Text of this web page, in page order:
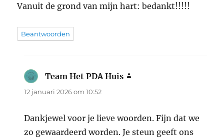
Vanuit de grond van mijn hart: bedankt!!!!!
Beantwoorden
Team Het PDA Huis
12 januari 2026 om 10:52
Dankjewel voor je lieve woorden. Fijn dat we
zo gewaardeerd worden. Je steun geeft ons